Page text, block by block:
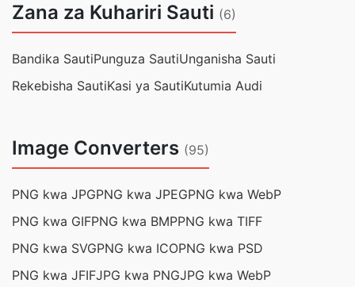
Zana za Kuhariri Sauti (6)
Bandika SautiPunguza SautiUnganisha Sauti
Rekebisha SautiKasi ya SautiKutumia Audi
Image Converters (95)
PNG kwa JPGPNG kwa JPEGPNG kwa WebP
PNG kwa GIFPNG kwa BMPPNG kwa TIFF
PNG kwa SVGPNG kwa ICOPNG kwa PSD
PNG kwa JFIFJPG kwa PNGJPG kwa WebP